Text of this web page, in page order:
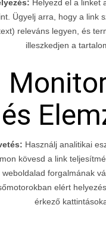
Helyezd el a linket
Ügyelj arra, hogy a link
releváns legyen, és
illeszkedjen a
és
Használj analitikai
kövesd a link
weboldalad forgalmának
elért
érkező